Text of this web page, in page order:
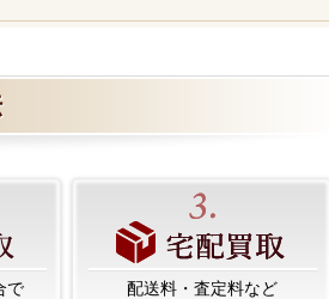
で
配送料・査定料など